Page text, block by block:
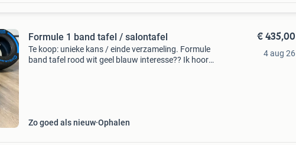
Formule 1 band tafel / salontafel
Te koop: unieke kans / einde verzameling. Formule
band tafel rood wit geel blauw interesse?? Ik hoor
Zo goed als nieuw Ophalen
€ 435,00
4 aug 26